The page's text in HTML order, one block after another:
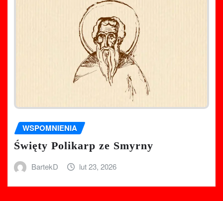
WSPOMNIENIA
Święty Polikarp ze Smyrny
BartekD lut 23, 2026